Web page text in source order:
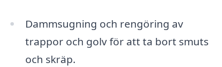
Dammsugning och rengöring av
trappor och golv för att ta bort smuts
och skräp.